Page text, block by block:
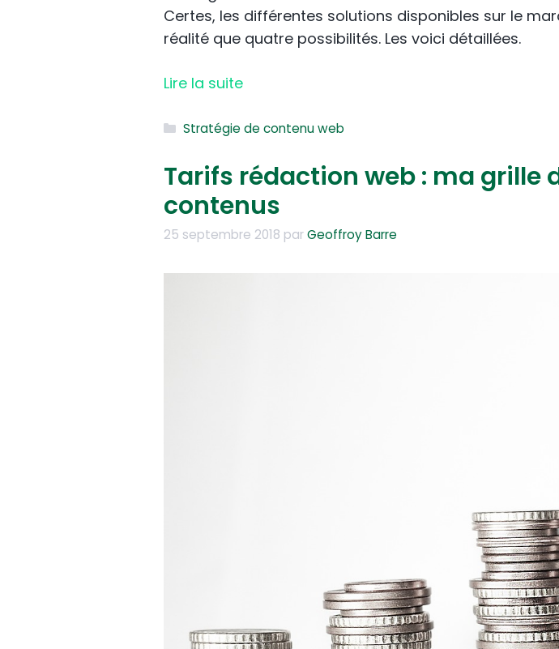
Certes, les différentes solutions disponibles sur le
réalité que quatre possibilités. Les voici détaillées.
Lire la suite
Catégories
Stratégie de contenu web
Tarifs rédaction web : ma grille
contenus
25 septembre 2018 parGeoffroy Barre